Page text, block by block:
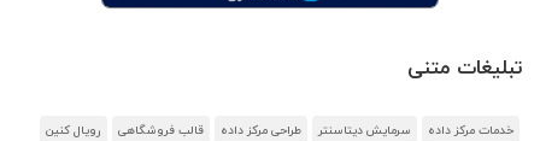
تبلیغات متنی
خدمات مرکز داده سرمایش دیتاسنتر طراحی مرکز داده قالب فروشگاهی رویال کنین